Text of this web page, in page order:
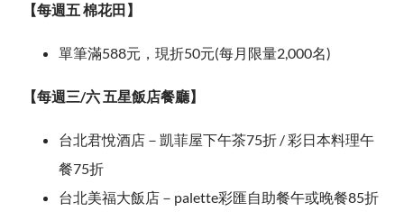
【每週五 棉花田】
單筆滿588元，現折50元(每月限量2,000名)
【每週三/六 五星飯店餐廳】
台北君悅酒店－凱菲屋下午茶75折 / 彩日本料理午
餐75折
台北美福大飯店－palette彩匯自助餐午或晚餐85折